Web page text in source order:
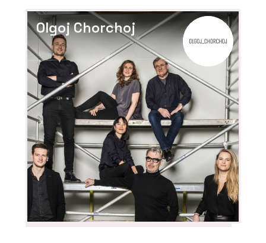
PRODUKTY
Okenní systémy Schüco AWS 75 PD.SI
Olgoj Chorchoj